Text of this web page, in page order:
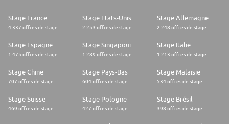
Stage France
4.337 offres de stage
Stage Etats-Unis
2.253 offres de stage
Stage Allemagne
2.248 offres de stage
Stage Espagne
1.475 offres de stage
Stage Singapour
1.289 offres de stage
Stage Italie
1.213 offres de stage
Stage Chine
707 offres de stage
Stage Pays-Bas
604 offres de stage
Stage Malaisie
534 offres de stage
Stage Suisse
469 offres de stage
Stage Pologne
427 offres de stage
Stage Brésil
398 offres de stage